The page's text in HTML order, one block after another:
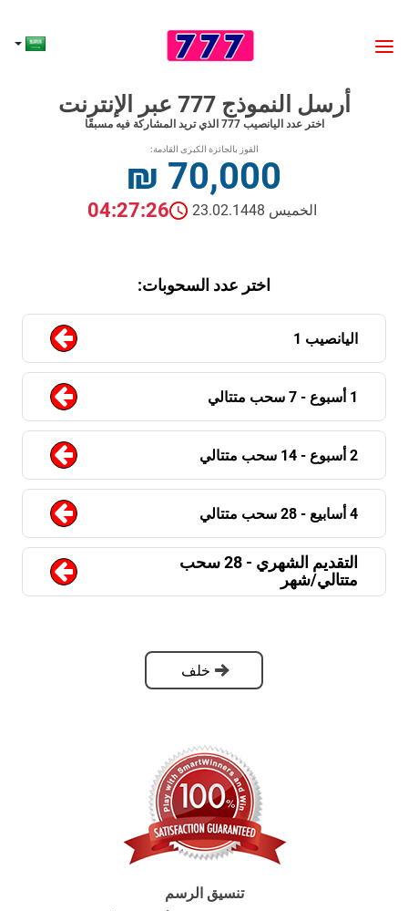
أرسل النموذج 777 عبر الإنترنت
اختر عدد اليانصيب 777 الذي تريد المشاركة فيه مسبقًا
الفوز بالجائزة الكبرى القادمة:
₪ 70,000
الخميس 23.02.1448 04:27:26
اختر عدد السحوبات:
اليانصيب 1
1 أسبوع - 7 سحب متتالي
2 أسبوع - 14 سحب متتالي
4 أسابيع - 28 سحب متتالي
التقديم الشهري - 28 سحب
متتالي/شهر
خلف
تنسيق الرسم